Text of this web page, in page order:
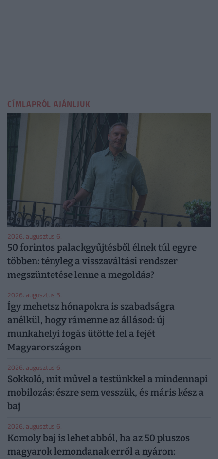
CÍMLAPRÓL AJÁNLJUK
2026. augusztus 6.
50 forintos palackgyűjtésből élnek túl egyre
többen: tényleg a visszaváltási rendszer
megszüntetése lenne a megoldás?
2026. augusztus 5.
Így mehetsz hónapokra is szabadságra
anélkül, hogy rámenne az állásod: új
munkahelyi fogás ütötte fel a fejét
Magyarországon
2026. augusztus 6.
Sokkoló, mit művel a testünkkel a mindennapi
mobilozás: észre sem vesszük, és máris kész a
baj
2026. augusztus 6.
Komoly baj is lehet abból, ha az 50 pluszos
magyarok lemondanak erről a nyáron: